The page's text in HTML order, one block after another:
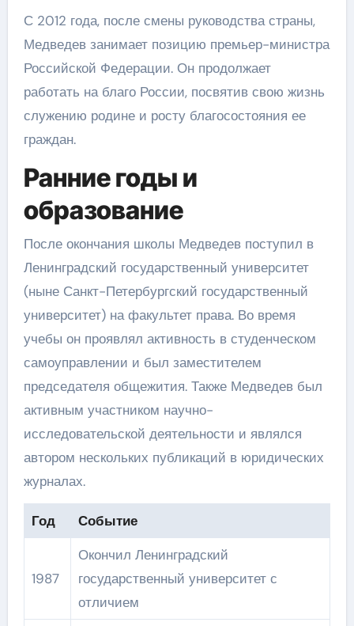
С 2012 года, после смены руководства страны,
Медведев занимает позицию премьер-министра
Российской Федерации. Он продолжает
работать на благо России, посвятив свою жизнь
служению родине и росту благосостояния ее
граждан.
Ранние годы и
образование
После окончания школы Медведев поступил в
Ленинградский государственный университет
(ныне Санкт-Петербургский государственный
университет) на факультет права. Во время
учебы он проявлял активность в студенческом
самоуправлении и был заместителем
председателя общежития. Также Медведев был
активным участником научно-
исследовательской деятельности и являлся
автором нескольких публикаций в юридических
журналах.
Год Событие
1987
Окончил Ленинградский
государственный университет с
отличием